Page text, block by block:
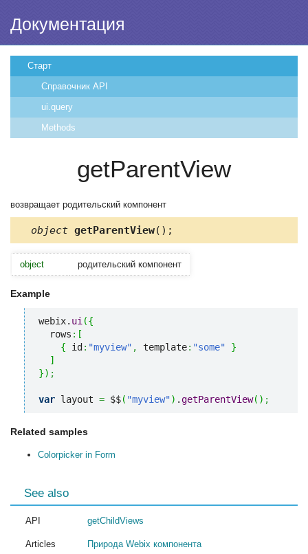
Документация
Старт
Справочник API
ui.query
Methods
getParentView
возвращает родительский компонент
object getParentView();
object родительский компонент
Example
webix. ui ({
  rows
: [
{ id : "myview" , template: "some"
}
]
}) ;
var layout = $$( "myview") .getParentView( ) ;
Related samples
Colorpicker in Form
See also
API getChildViews
Articles Природа Webix компонента